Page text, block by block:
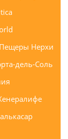
Пещеры Нерхи
дель-Соль